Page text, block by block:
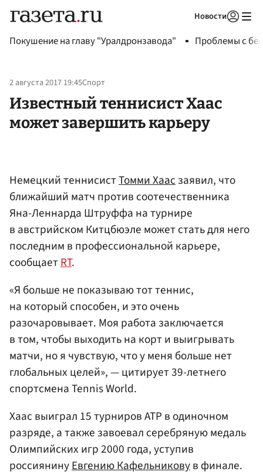
Новости
Покушение на главу "Уралдронзавода" Проблемы с
2 августа 2017 19:45Спорт
Известный теннисист Хаас
может завершить карьеру
Немецкий теннисистТомми Хаасзаявил, что
ближайший матч против соотечественника
Яна-Леннарда Штруффа на турнире
в австрийском Китцбюэле может стать для него
последним в профессиональной карьере,
сообщаетRT.
«Я больше не показываю тот теннис,
на который способен, и это очень
разочаровывает. Моя работа заключается
в том, чтобы выходить на корт и выигрывать
матчи, но я чувствую, что у меня больше нет
глобальных целей», — цитирует 39-летнего
спортсмена Tennis World.
Хаас выиграл 15 турниров ATP в одиночном
разряде, а также завоевал серебряную медаль
Олимпийских игр 2000 года, уступив
россиянинуЕвгению Кафельниковув финале.